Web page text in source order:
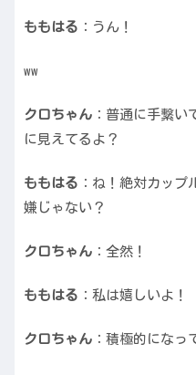
ももはる ：うん！
ww
クロちゃん ：普通に手繋
に見えてるよ？
ももはる ：ね！絶対カッ
嫌じゃない？
クロちゃん ：全然！
ももはる ：私は嬉しいよ！
クロちゃん ：積極的になっ